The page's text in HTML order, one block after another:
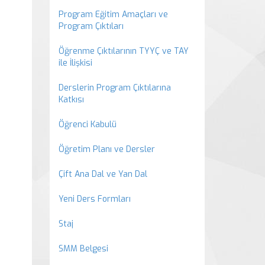
Program Eğitim Amaçları ve
Program Çıktıları
Öğrenme Çıktılarının TYYÇ ve TAY
ile İlişkisi
Derslerin Program Çıktılarına
Katkısı
Öğrenci Kabulü
Öğretim Planı ve Dersler
Çift Ana Dal ve Yan Dal
Yeni Ders Formları
Staj
SMM Belgesi